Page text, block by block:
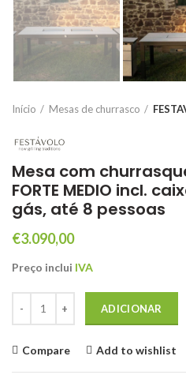
Início Mesas de churrasco
Mesa com
FORTE MEDIO incl.
gás, até 8 pessoas
€3.090,00
Preço inclui IVA
ADICIONAR
Compare Add to wishlist